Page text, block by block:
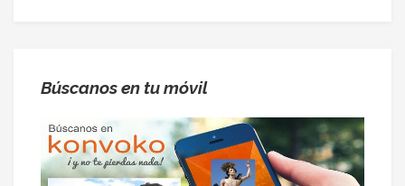
Búscanos en tu móvil